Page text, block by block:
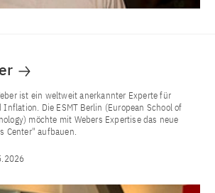
ist ein weltweit anerkannter Experte für
Die ESMT Berlin (European School of
möchte mit Webers Expertise das neue
Center" aufbauen.